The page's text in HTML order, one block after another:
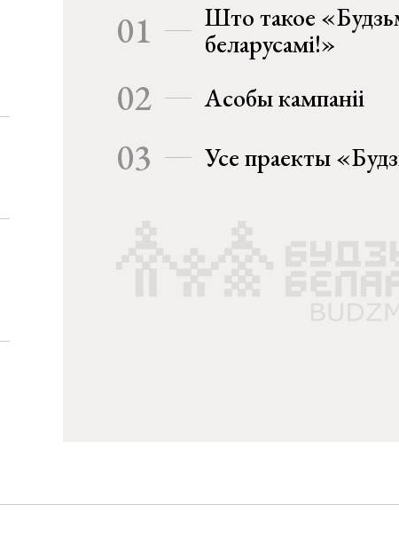
01
Што такое
беларусамі!»
02 Асобы кампаніі
03 Усе праекты